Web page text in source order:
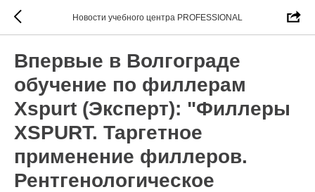
Новости учебного центра PROFESSIONAL
Впервые в Волгограде
обучение по филлерам
Xspurt (Эксперт): "Филлеры
XSPURT. Таргетное
применение филлеров.
Рентгенологическое